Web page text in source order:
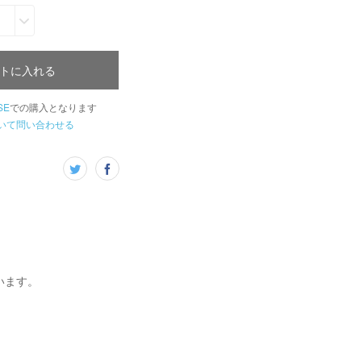
に入れる
での購入となります
て問い合わせる
す。